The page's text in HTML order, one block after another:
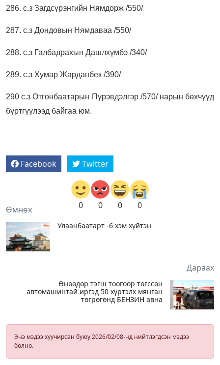
286. с.з Загдсүрэнгийн Нямдорж /550/
287. с.з Дондовын Нямдаваа /550/
288. с.з Галбадрахын Дашлхүмбэ /340/
289. с.з Хумар Жарданбек /390/
290 с.з Отгонбаатарын Пүрэвдэлгэр /570/ нарын бөхчүүд
бүртгүүлээд байгаа юм.
Facebook Twitter
0 0 0 0
Өмнөх
Улаанбаатарт -6 хэм хүйтэн
Дараах
Өнөөдөр тэгш тоогоор төгссөн
автомашинтай иргэд 50 хүртэлх мянган
төгрөгөнд БЕНЗИН авна
Энэ мэдээ хуучирсан буюу 2026/02/08-нд нийтлэгдсэн мэдээ
болно.